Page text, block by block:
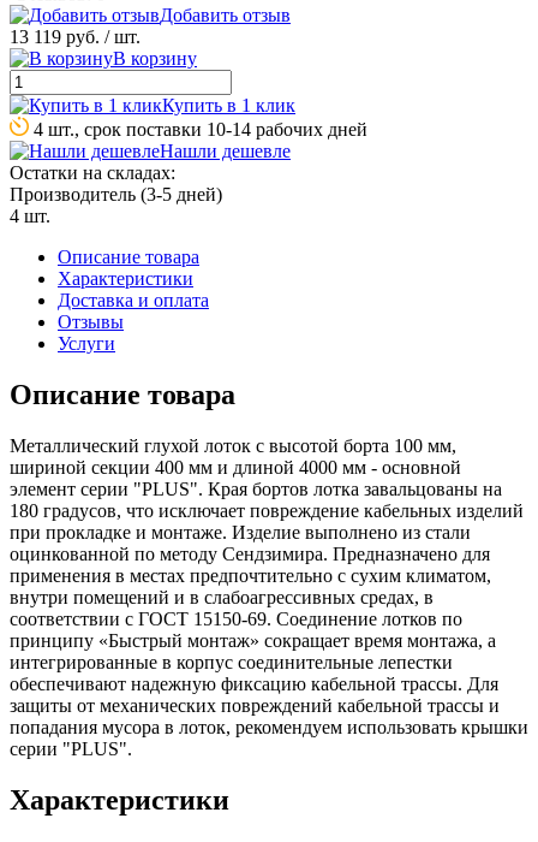
Добавить отзыв
13 119 руб. / шт.
В корзину
Купить в 1 клик
4 шт., срок поставки 10-14 рабочих дней
Нашли дешевле
Остатки на складах:
Производитель (3-5 дней)
4 шт.
Описание товара
Характеристики
Доставка и оплата
Отзывы
Услуги
Описание товара
Металличеcкий глухой лоток с высотой борта 100 мм,
шириной секции 400 мм и длиной 4000 мм - основной
элемент серии "PLUS". Края бортов лотка завальцованы на
180 градусов, что исключает повреждение кабельных изделий
при прокладке и монтаже. Изделие выполнено из стали
оцинкованной по методу Сендзимира. Предназначено для
применения в местах предпочтительно с сухим климатом,
внутри помещений и в слабоагрессивных средах, в
соответствии с ГОСТ 15150-69. Соединение лотков по
принципу «Быстрый монтаж» сокращает время монтажа, а
интегрированные в корпус соединительные лепестки
обеспечивают надежную фиксацию кабельной трассы. Для
защиты от механических повреждений кабельной трассы и
попадания мусора в лоток, рекомендуем использовать крышки
серии "PLUS".
Характеристики